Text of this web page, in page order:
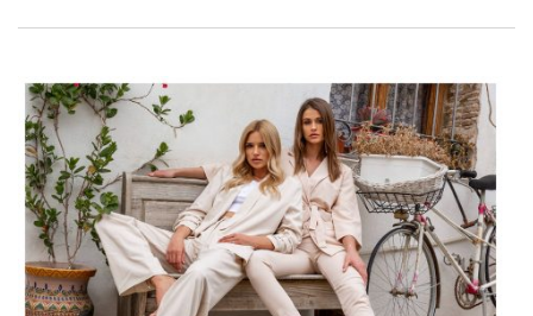
prezentował się stylowo i oryginalnie!…